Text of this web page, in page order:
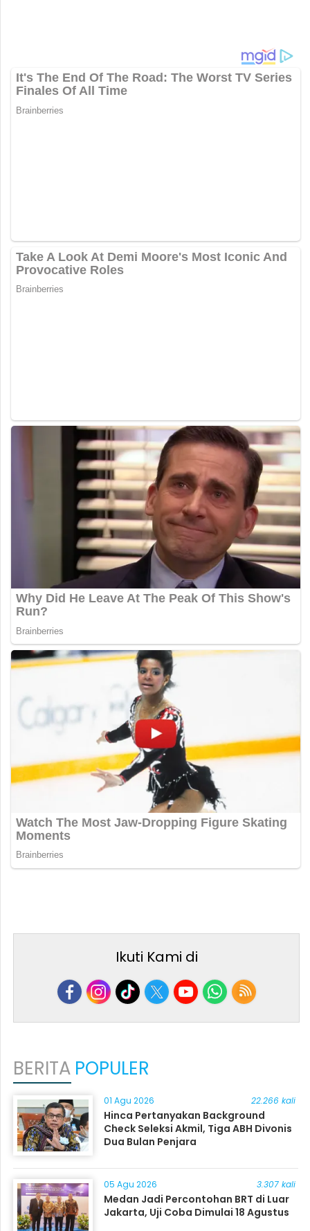
Ikuti Kami di
BERITA POPULER
01 Agu 2026 22.266 kali
Hinca Pertanyakan Background
Check Seleksi Akmil, Tiga ABH Divonis
Dua Bulan Penjara
05 Agu 2026 3.307 kali
Medan Jadi Percontohan BRT di Luar
Jakarta, Uji Coba Dimulai 18 Agustus